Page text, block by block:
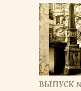
ВЫПУСК